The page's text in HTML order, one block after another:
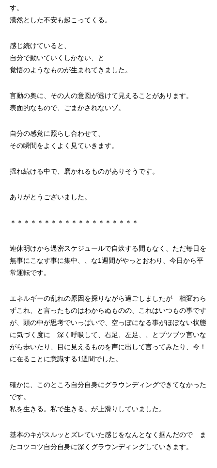
す。
漠然とした不安も起こってくる。
感じ続けていると、
自分で動いていくしかない、と
覚悟のようなものが生まれてきました。
言動の奥に、その人の意図が透けて見えることがあります。
表面的なもので、ごまかされないゾ。
自分の感覚に照らし合わせて、
その瞬間をよくよく見ていきます。
揺れ続ける中で、磨かれるものがありそうです。
ありがとうございました。
＊＊＊＊＊＊＊＊＊＊＊＊＊＊＊＊＊＊＊
連休明けから過密スケジュールで自炊する間もなく、ただ毎日を
無事にこなす事に集中、、な1週間がやっとおわり、今日から平
常運転です。
エネルギーの乱れの原因を探りながら過ごしましたが 相変わら
ずこれ、と言ったものはわからぬものの、これはいつもの事です
が、頭の中が思考でいっぱいで、空っぽになる事がほぼない状態
に気づく度に 深く呼吸して、右足、左足、、とブツブツ言いな
がら歩いたり、目に見えるものを声に出して言ってみたり、今！
に在ることに意識する1週間でした。
確かに、このところ自分自身にグラウンディングできてなかった
です。
私を生きる。私で生きる。が上滑りしていました。
基本のキがスルッとズレていた感じをなんとなく掴んだので ま
たコツコツ自分自身に深くグラウンディングしていきます。